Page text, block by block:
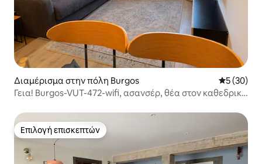
Διαμέρισμα στην πόλη Burgos Μέση
5 (30)
Γεια! Burgos-VUT-472-wifi, ασανσέρ, θέα στον καθεδρικό
Επιλογή επισκεπτών
Επιλογή επισκεπτών